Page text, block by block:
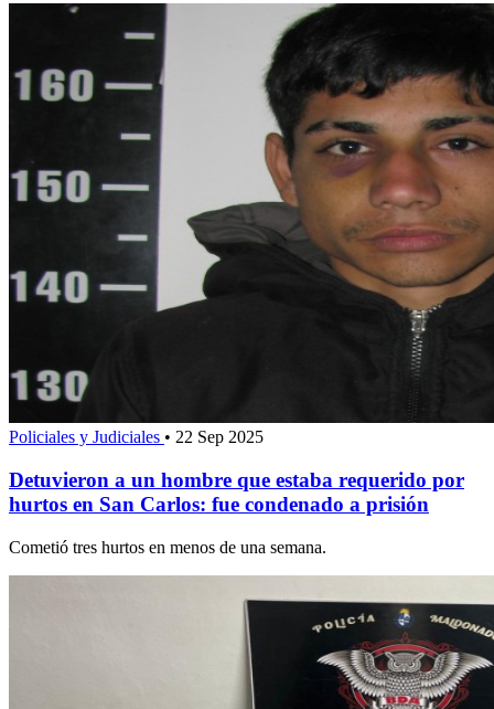
Policiales y Judiciales • 22 Sep 2025
Detuvieron a un hombre que estaba requerido por
hurtos en San Carlos: fue condenado a prisión
Cometió tres hurtos en menos de una semana.